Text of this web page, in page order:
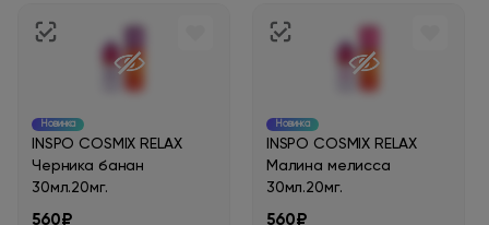
Новинка
INSPO COSMIX RELAX
Черника банан
30мл.20мг.
560₽
Новинка
INSPO COSMIX RELAX
Малина мелисса
30мл.20мг.
560₽